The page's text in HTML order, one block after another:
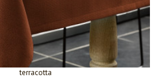
terracotta